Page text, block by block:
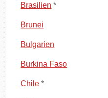
Brasilien *
Brunei
Bulgarien
Burkina Faso
Chile *